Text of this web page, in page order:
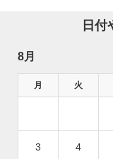
日
8月
月 火
3 4